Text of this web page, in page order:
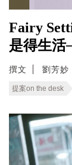
Fairy
是得生活
撰文 劉芳妙
提案on the desk